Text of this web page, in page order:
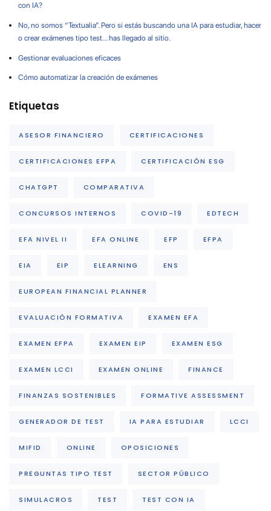
con IA?
No, no somos “Textualia”. Pero si estás buscando una IA para estudiar, hacer
o crear exámenes tipo test… has llegado al sitio.
Gestionar evaluaciones eficaces
Cómo automatizar la creación de exámenes
Etiquetas
ASESOR FINANCIERO CERTIFICACIONES
CERTIFICACIONES EFPA CERTIFICACIÓN ESG
CHATGPT COMPARATIVA
CONCURSOS INTERNOS COVID-19 EDTECH
EFA NIVEL II EFA ONLINE EFP EFPA
EIA EIP ELEARNING ENS
EUROPEAN FINANCIAL PLANNER
EVALUACIÓN FORMATIVA EXAMEN EFA
EXAMEN EFPA EXAMEN EIP EXAMEN ESG
EXAMEN LCCI EXAMEN ONLINE FINANCE
FINANZAS SOSTENIBLES FORMATIVE ASSESSMENT
GENERADOR DE TEST IA PARA ESTUDIAR LCCI
MIFID ONLINE OPOSICIONES
PREGUNTAS TIPO TEST SECTOR PÚBLICO
SIMULACROS TEST TEST CON IA